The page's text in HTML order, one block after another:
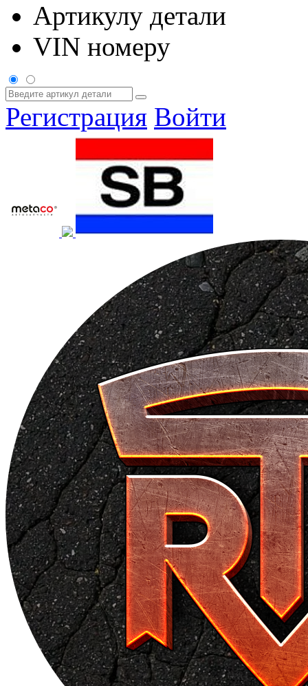
Артикулу детали
VIN номеру
Регистрация Войти